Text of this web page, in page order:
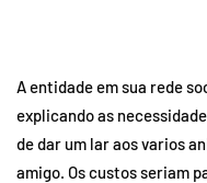
A entidade em sua rede
explicando as
de dar um lar aos varios
amigo. Os custos seriam